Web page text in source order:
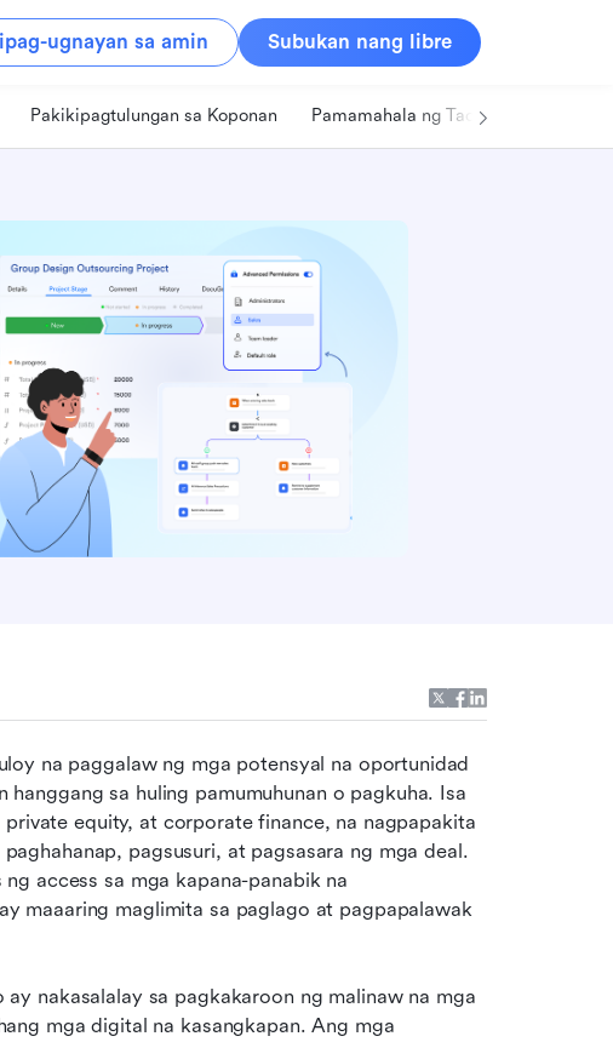
ugnayan sa amin Subukan nang libre
Pakikipagtulungan sa Koponan Pamamahala ng Tao
na paggalaw ng mga potensyal na oportunidad
sa huling pamumuhunan o pagkuha. Isa
equity, at corporate finance, na nagpapakita
pagsusuri, at pagsasara ng mga deal.
access sa mga kapana-panabik na
maaaring maglimita sa paglago at pagpapalawak
nakasalalay sa pagkakaroon ng malinaw na mga
mga digital na kasangkapan. Ang mga